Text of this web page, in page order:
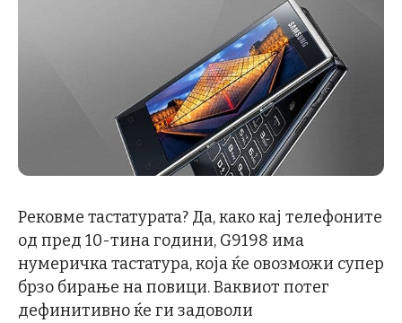
Рековме тастатурата? Да, како кај телефоните
од пред 10-тина години, G9198 има
нумеричка тастатура, која ќе овозможи супер
брзо бирање на повици. Ваквиот потег
дефинитивно ќе ги задоволи